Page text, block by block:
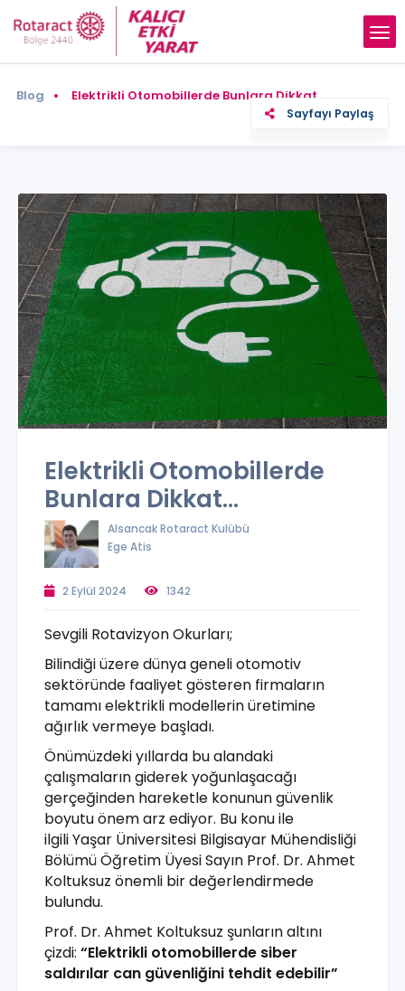
Blog Elektrikli Otomobillerde Bunlara Dikkat…
Sayfayı Paylaş
Elektrikli Otomobillerde
Bunlara Dikkat…
Alsancak Rotaract Kulübü
Ege Atis
2 Eylül 2024 1342
Sevgili Rotavizyon Okurları;
Bilindiği üzere dünya geneli otomotiv
sektöründe faaliyet gösteren firmaların
tamamı elektrikli modellerin üretimine
ağırlık vermeye başladı.
Önümüzdeki yıllarda bu alandaki
çalışmaların giderek yoğunlaşacağı
gerçeğinden hareketle konunun güvenlik
boyutu önem arz ediyor. Bu konu ile
ilgili Yaşar Üniversitesi Bilgisayar Mühendisliği
Bölümü Öğretim Üyesi Sayın Prof. Dr. Ahmet
Koltuksuz önemli bir değerlendirmede
bulundu.
Prof. Dr. Ahmet Koltuksuz şunların altını
çizdi: “Elektrikli otomobillerde siber
saldırılar can güvenliğini tehdit edebilir”